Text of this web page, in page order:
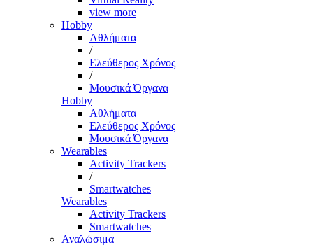
view more
Hobby
Αθλήματα
/
Ελεύθερος Χρόνος
/
Μουσικά Όργανα
Hobby
Αθλήματα
Ελεύθερος Χρόνος
Μουσικά Όργανα
Wearables
Activity Trackers
/
Smartwatches
Wearables
Activity Trackers
Smartwatches
Αναλώσιμα